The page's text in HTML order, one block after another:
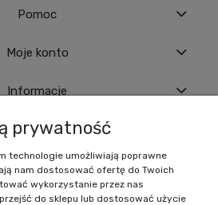
Pomoc
Moje konto
Informacje
45/7, 41-208 Sosnowiec, woj.
Tel.: 669966242 | NIP:
REGON: 520502331
prywatność
technologie umożliwiają poprawne
nam dostosować ofertę do Twoich
wykorzystanie przez nas
do sklepu lub dostosować użycie